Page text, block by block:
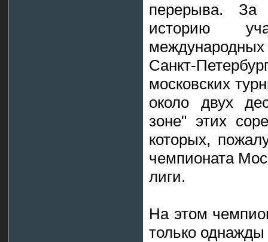
перерыва. За
историю
Санкт-
московских
около двух
зоне" этих
которых,
чемпионата
лиги.
На этом
только